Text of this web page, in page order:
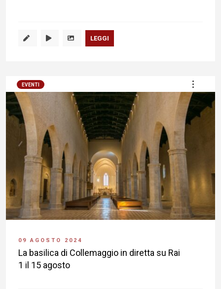
LEGGI
EVENTI
09 AGOSTO 2024
La basilica di Collemaggio in diretta su Rai
1 il 15 agosto